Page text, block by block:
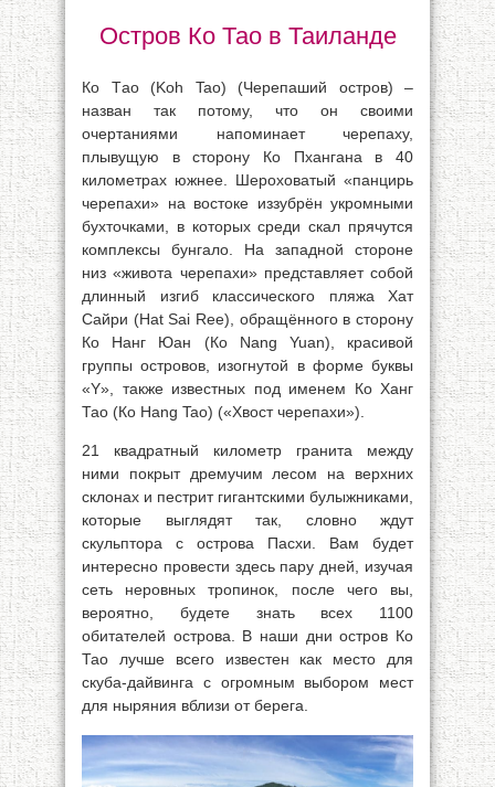
Остров Ко Тао в Таиланде
Ко Tао (Koh Tao) (Черепаший остров) –
назван так потому, что он своими
очертаниями напоминает черепаху,
плывущую в сторону Ко Пхангана в 40
километрах южнее. Шероховатый «панцирь
черепахи» на востоке иззубрён укромными
бухточками, в которых среди скал прячутся
комплексы бунгало. На западной стороне
низ «живота черепахи» представляет собой
длинный изгиб классического пляжа Хат
Сайри (Hat Sai Ree), обращённого в сторону
Ко Нанг Юан (Ко Nang Yuan), красивой
группы островов, изогнутой в форме буквы
«Y», также известных под именем Ко Ханг
Тао (Ко Hang Tao) («Хвост черепахи»).
21 квадратный километр гранита между
ними покрыт дремучим лесом на верхних
склонах и пестрит гигантскими булыжниками,
которые выглядят так, словно ждут
скульптора с острова Пасхи. Вам будет
интересно провести здесь пару дней, изучая
сеть неровных тропинок, после чего вы,
вероятно, будете знать всех 1100
обитателей острова. В наши дни остров Ко
Тао лучше всего известен как место для
скуба-дайвинга с огромным выбором мест
для ныряния вблизи от берега.